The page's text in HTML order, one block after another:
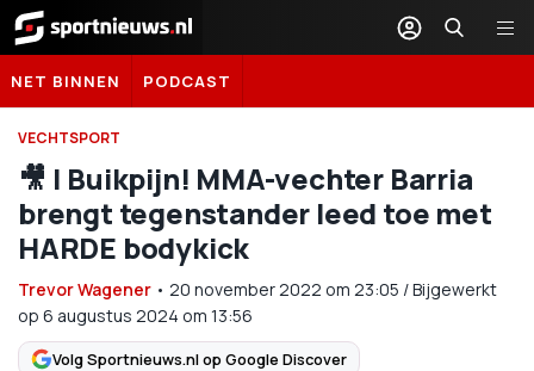
Sportnieuws.nl
NET BINNEN PODCAST
VECHTSPORT
🎥 | Buikpijn! MMA-vechter Barria
brengt tegenstander leed toe met
HARDE bodykick
Trevor Wagener • 20 november 2022 om 23:05 /Bijgewerkt
op 6 augustus 2024 om 13:56
Volg Sportnieuws.nl op Google Discover